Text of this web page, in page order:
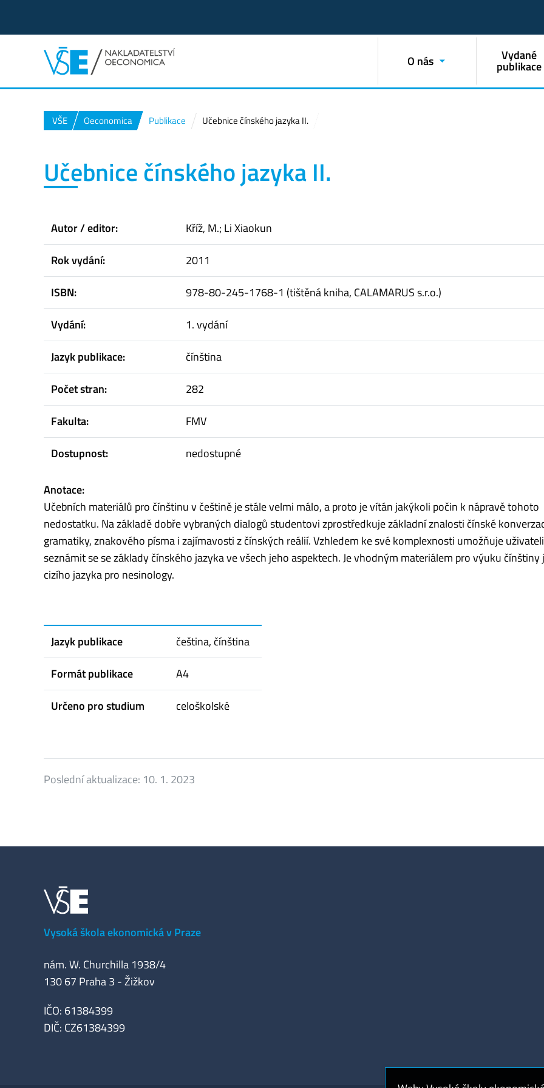
O nás Vydané
publikace
VŠE Oeconomica Publikace Učebnice čínského jazyka II.
Učebnice čínského jazyka II.
Autor / editor:
Kříž, M.; Li Xiaokun
Rok vydání:
2011
ISBN:
978-80-245-1768-1 (tištěná kniha, CALAMARUS s.r.o.)
Vydání:
1. vydání
Jazyk publikace:
čínština
Počet stran:
282
Fakulta:
FMV
Dostupnost:
nedostupné
Anotace:
Učebních materiálů pro čínštinu v češtině je stále velmi málo, a proto je vítán jakýkoli počin k nápravě tohoto
nedostatku. Na základě dobře vybraných dialogů studentovi zprostředkuje základní znalosti čínské
gramatiky, znakového písma i zajímavosti z čínských reálií. Vzhledem ke své komplexnosti umožňuje uživateli
seznámit se se základy čínského jazyka ve všech jeho aspektech. Je vhodným materiálem pro výuku čínštiny
cizího jazyka pro nesinology.
Jazyk publikace
čeština, čínština
Formát publikace
A4
Určeno pro studium
celoškolské
Poslední aktualizace: 10. 1. 2023
Vysoká škola ekonomická v Praze
nám. W. Churchilla 1938/4
130 67 Praha 3 - Žižkov
IČO: 61384399
DIČ: CZ61384399